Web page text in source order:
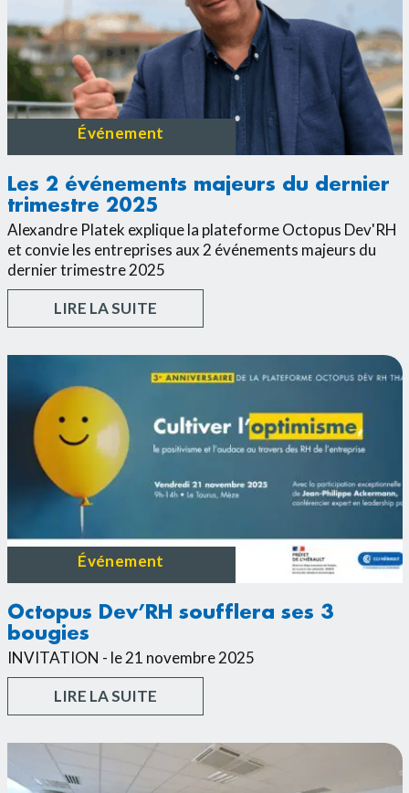
Événement
Les 2 événements majeurs du dernier
trimestre 2025
Alexandre Platek explique la plateforme Octopus Dev'RH
et convie les entreprises aux 2 événements majeurs du
dernier trimestre 2025
LIRE LA SUITE
Événement
Octopus Dev’RH soufflera ses 3
bougies
INVITATION - le 21 novembre 2025
LIRE LA SUITE